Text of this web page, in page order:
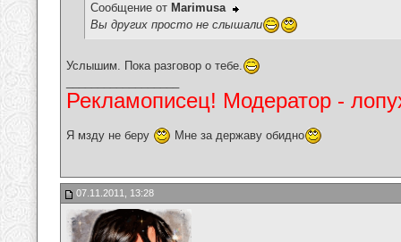
Сообщение от Marimusa
Вы других просто не слышали
Услышим. Пока разговор о тебе.
Рекламописец! Модератор -
Я мзду не беру Мне за державу обидно
07.11.2011, 13:28